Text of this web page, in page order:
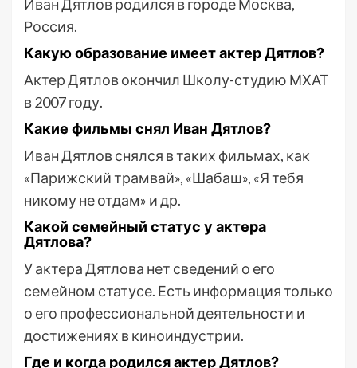
Иван Дятлов родился в городе Москва,
Россия.
Какую образование имеет актер Дятлов?
Актер Дятлов окончил Школу-студию МХАТ
в 2007 году.
Какие фильмы снял Иван Дятлов?
Иван Дятлов снялся в таких фильмах, как
«Парижский трамвай», «Шабаш», «Я тебя
никому не отдам» и др.
Какой семейный статус у актера
Дятлова?
У актера Дятлова нет сведений о его
семейном статусе. Есть информация только
о его профессиональной деятельности и
достижениях в киноиндустрии.
Где и когда родился актер Дятлов?